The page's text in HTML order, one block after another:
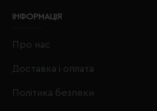
ІНФОРМАЦІЯ
Про нас
Доставка і оплата
Політика безпеки